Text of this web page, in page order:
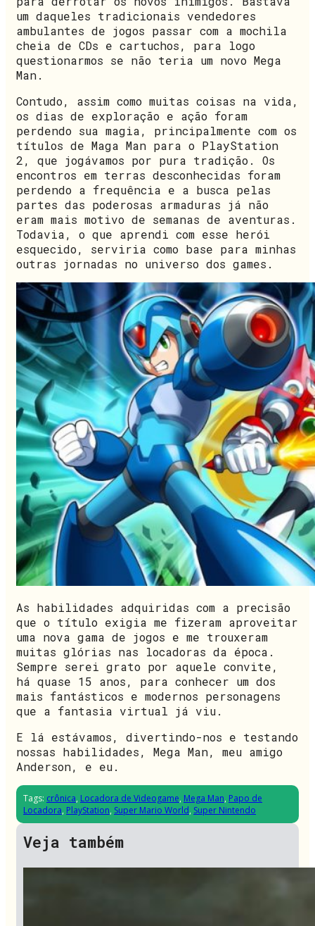
um daqueles tradicionais vendedores
ambulantes de jogos passar com a mochila
cheia de CDs e cartuchos, para logo
questionarmos se não teria um novo Mega
Man.
Contudo, assim como muitas coisas na vida,
os dias de exploração e ação foram
perdendo sua magia, principalmente com os
títulos de Maga Man para o PlayStation
2, que jogávamos por pura tradição. Os
encontros em terras desconhecidas foram
perdendo a frequência e a busca pelas
partes das poderosas armaduras já não
eram mais motivo de semanas de aventuras.
Todavia, o que aprendi com esse herói
esquecido, serviria como base para minhas
outras jornadas no universo dos games.
As habilidades adquiridas com a precisão
que o título exigia me fizeram aproveitar
uma nova gama de jogos e me trouxeram
muitas glórias nas locadoras da época.
Sempre serei grato por aquele convite,
há quase 15 anos, para conhecer um dos
mais fantásticos e modernos personagens
que a fantasia virtual já viu.
E lá estávamos, divertindo-nos e testando
nossas habilidades, Mega Man, meu amigo
Anderson, e eu.
Tags: crônica, Locadora de Videogame, Mega Man, Papo de
Locadora, PlayStation, Super Mario World, Super Nintendo
Veja também